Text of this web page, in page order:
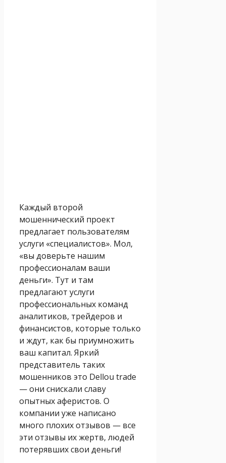
Каждый второй
мошеннический проект
предлагает пользователям
услуги «специалистов». Мол,
«вы доверьте нашим
профессионалам ваши
деньги». Тут и там
предлагают услуги
профессиональных команд
аналитиков, трейдеров и
финансистов, которые только
и ждут, как бы приумножить
ваш капитал. Яркий
представитель таких
мошенников это Dellou trade
— они снискали славу
опытных аферистов. О
компании уже написано
много плохих отзывов — все
эти отзывы их жертв, людей
потерявших свои деньги!